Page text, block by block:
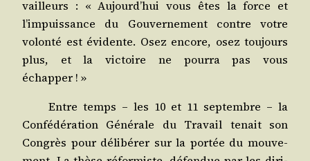
vailleurs : « Aujourd’­hui vous êtes la force et
l’impuissance du Gou­ver­ne­ment contre votre
volon­té est évi­dente. Osez encore, osez tou­jours
plus, et la vic­toire ne pour­ra pas vous
échapper ! »
Entre temps – les 10 et 11 sep­tembre – la
Confé­dé­ra­tion Géné­rale du Tra­vail tenait son
Congrès pour déli­bé­rer sur la por­tée du mou­ve­